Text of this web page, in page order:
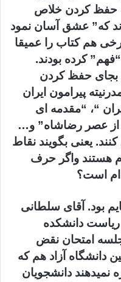
حفظ کردن خلاص
که” عشق آسان نمود
هم کتاب را عمیقا
کرده بودند.
بجای حفظ کردن
پیرامون ایران
“، “مقدمه ای
از عصر رضاشاه” و…
یعنی بگویند نقاط
هستند واگر حرف
است؟
بود. آقای سلطانی
دانشکده
امتحان نقض
آزاد هم که
دانشجویان